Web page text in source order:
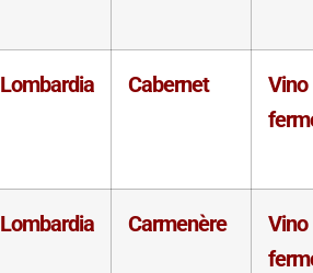
Lombardia Cabernet
Vino
Lombardia Carmenère
Vino